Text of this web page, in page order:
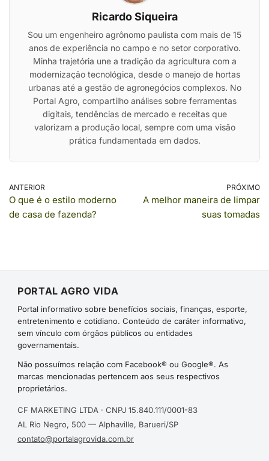
Ricardo Siqueira
Sou um engenheiro agrônomo paulista com mais de 15
anos de experiência no campo e no setor corporativo.
Minha trajetória une a tradição da agricultura com a
modernização tecnológica, desde o manejo de hortas
urbanas até a gestão de agronegócios complexos. No
Portal Agro, compartilho análises sobre ferramentas
digitais, tendências de mercado e receitas que
valorizam a produção local, sempre com uma visão
prática fundamentada em dados.
ANTERIOR
O que é o estilo moderno
de casa de fazenda?
PRÓXIMO
A melhor maneira de limpar
suas tomadas
PORTAL AGRO VIDA
Portal informativo sobre benefícios sociais, finanças, esporte,
entretenimento e cotidiano. Conteúdo de caráter informativo,
sem vínculo com órgãos públicos ou entidades
governamentais.
Não possuímos relação com Facebook® ou Google®. As
marcas mencionadas pertencem aos seus respectivos
proprietários.
CF MARKETING LTDA · CNPJ 15.840.111/0001-83
AL Rio Negro, 500 — Alphaville, Barueri/SP
contato@portalagrovida.com.br